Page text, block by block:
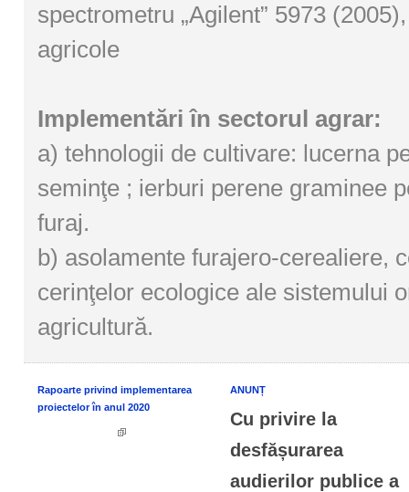
spectrometru „Agilent” 5973
agricole
Implementări în sectorul agrar:
a) tehnologii de cultivare: lucerna
seminţe ; ierburi perene graminee
furaj.
b) asolamente furajero-cerealiere,
cerinţelor ecologice ale sistemului
agricultură.
Rapoarte privind implementarea
proiectelor în anul 2020
ANUNȚ
Cu privire la
desfășurarea
audierilor publice a